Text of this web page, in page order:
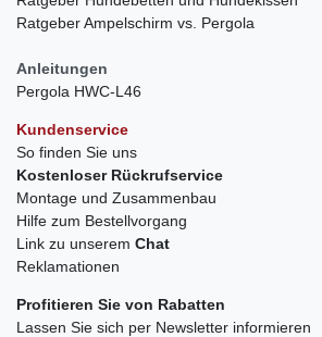
Ratgeber Ampelschirm vs. Pergola
Anleitungen
Pergola HWC-L46
Kundenservice
So finden Sie uns
Kostenloser Rückrufservice
Montage und Zusammenbau
Hilfe zum Bestellvorgang
Link zu unserem Chat
Reklamationen
Profitieren Sie von Rabatten
Lassen Sie sich per Newsletter informieren